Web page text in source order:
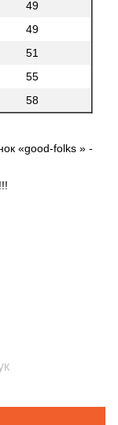
49
49
51
55
58
«good-folks » -